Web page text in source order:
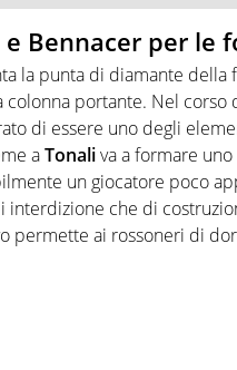
e Bennacer per le
la punta di diamante della
colonna portante. Nel
di essere uno degli
aTonaliva a formare
un giocatore poco
interdizione che di
permette ai rossoneri di